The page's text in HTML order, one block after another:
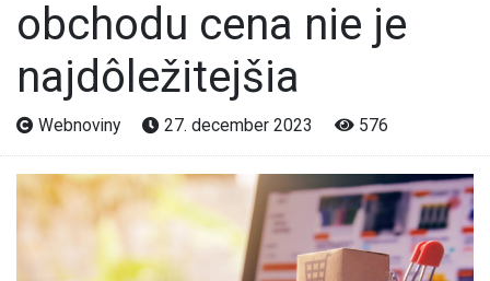
obchodu cena nie je
najdôležitejšia
Webnoviny 27. december 2023 576